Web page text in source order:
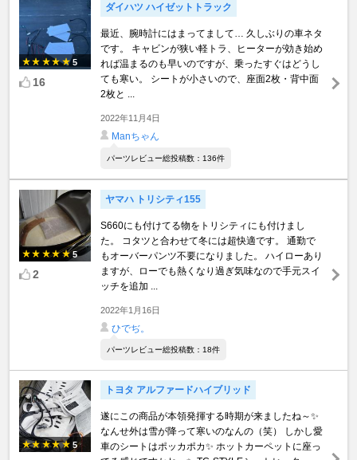
5
16
ダイハツ ハイゼットトラック
最近、腕時計にはまってまして… 久しぶりの車ネタ
です。 キャビンが狭い軽トラ、ヒーターが効き始め
れば温まるのも早いのですが、乗ったすぐはどうし
ても寒い。 シートが小さいので、座面2枚・背中面
2枚と ...
2022年11月4日
Manちゃん
パーツレビュー総投稿数：136件
5
2
ヤマハ トリシティ155
S660にも付けてる物をトリシティにも付けまし
た。 コタツと合わせて冬には超快適です。 通勤で
もオーバーパンツ不要になりました。 ハイローあり
ますが、ローでも熱くなり過ぎ気味なので手元スイ
ッチを追加 ...
2022年1月16日
ひでぢ。
パーツレビュー総投稿数：18件
5
トヨタ アルファードハイブリッド
遂にこの商品が本領発揮する時期が来ましたね～✨
なんせ外は雪が降って寒いのなんの（笑） しかし愛
車のシートはポッカポカ✨ ホットカーペットに座っ